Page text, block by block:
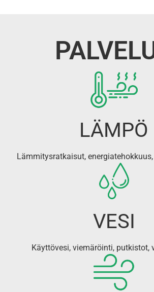
LÄMPÖ
Lämmitysratkaisut,
VESI
Käyttövesi, viemäröinti, putkistot,